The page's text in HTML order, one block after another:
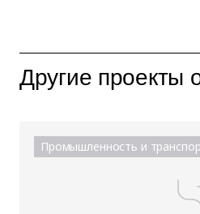
Другие проекты
Промышленность и